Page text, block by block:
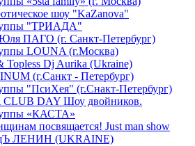
шоу "KaZanova"
"ТРИАДА"
ПАГО (г. Санкт-Петербург)
LOUNA (г.Москва)
Topless Dj Aurika (Ukraine)
(г.Санкт - Петербург)
"ПсиХея" (г.Снакт-Петербург)
DAY Шоу двойников.
«КАСТА»
посвящается! Just man show
ЛЕНИН (UKRAINE)